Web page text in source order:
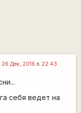
26 Дек, 2016 в 22:43
себя ведет на